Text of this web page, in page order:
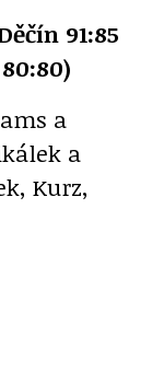
91:85
a
a
Kurz,